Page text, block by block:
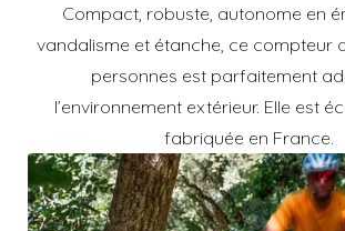
Compact, robuste, autonome en
vandalisme et étanche, ce compteur
personnes est parfaitement
l’environnement extérieur. Elle est
fabriquée en France.